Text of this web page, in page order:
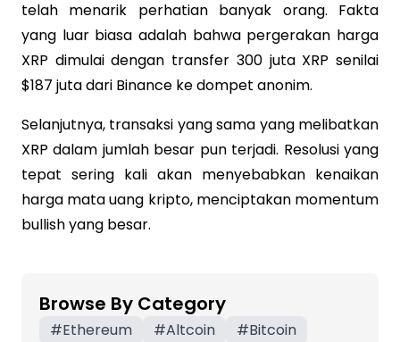
telah menarik perhatian banyak orang. Fakta
yang luar biasa adalah bahwa pergerakan harga
XRP dimulai dengan transfer 300 juta XRP senilai
$187 juta dari Binance ke dompet anonim.
Selanjutnya, transaksi yang sama yang melibatkan
XRP dalam jumlah besar pun terjadi. Resolusi yang
tepat sering kali akan menyebabkan kenaikan
harga mata uang kripto, menciptakan momentum
bullish yang besar.
Browse By Category
#Ethereum #Altcoin #Bitcoin